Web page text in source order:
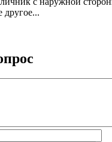
другое...